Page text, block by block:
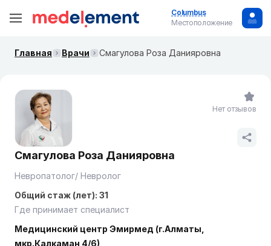
Columbus
Местоположение
Главная Врачи Смагулова Роза Данияровна
Смагулова Роза Данияровна
Невропатолог/ Невролог
Общий стаж (лет): 31
Где принимает специалист
Медицинский центр Эмирмед (г.Алматы,
мкр.Калкаман 4/6)
Нет отзывов